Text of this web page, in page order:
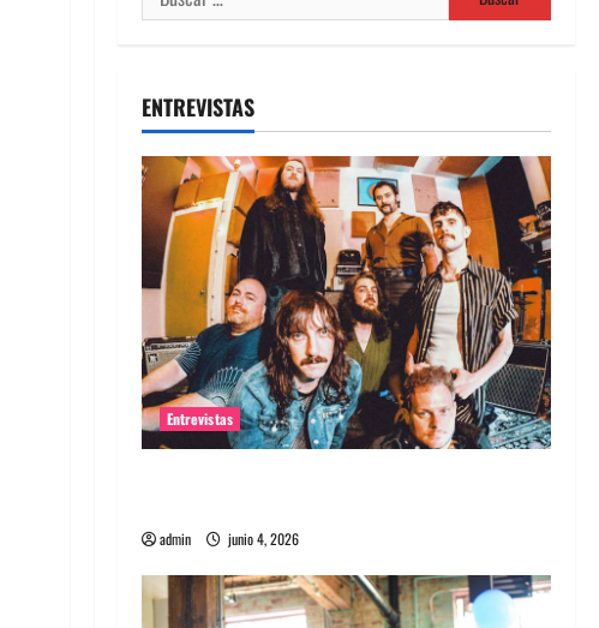
ENTREVISTAS
Entrevistas
admin junio 4, 2026